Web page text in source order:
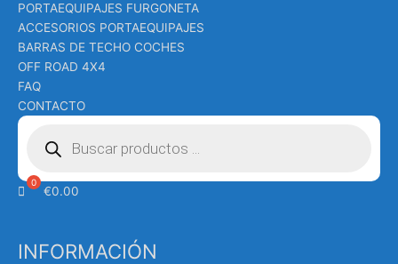
PORTAEQUIPAJES FURGONETA
ACCESORIOS PORTAEQUIPAJES
BARRAS DE TECHO COCHES
OFF ROAD 4X4
FAQ
CONTACTO
Búsqueda
productos
€0.00
INFORMACIÓN